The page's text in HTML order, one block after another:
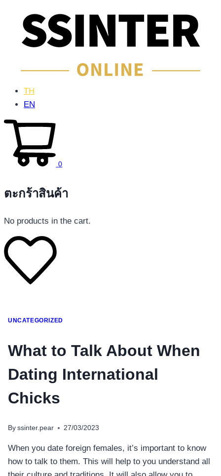
โทรศัพท์มือถือ
อุปกรณ์เสริมโทรศัพท์
สินค้าตามแบรนด์
TH
EN
0
ตะกร้าสินค้า
No products in the cart.
UNCATEGORIZED
What to Talk About When
Dating International
Chicks
By ssinter.pear 27/03/2023
When you date foreign females, it’s important to know
how to talk to them. This will help to you understand all